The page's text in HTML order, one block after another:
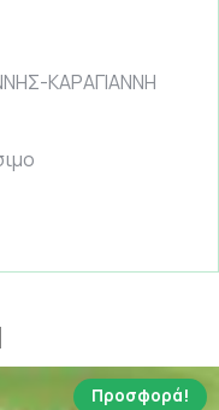
ΚΑΡΑΓΙΑΝΝΗ
Προσφορά!